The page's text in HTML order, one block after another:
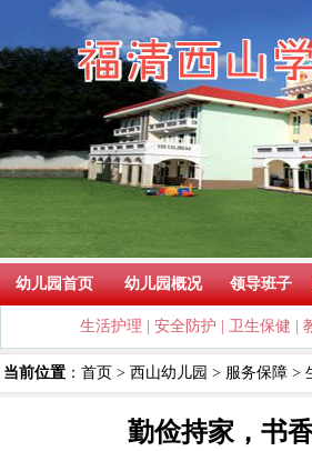
幼儿园首页 幼儿园概况 领导班子
生活护理 安全防护 卫生保健
当前位置 ： 首页 > 西山幼儿园 > 服务保障 >
勤俭持家，书